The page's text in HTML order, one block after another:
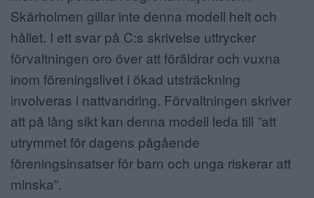
Skärholmen gillar inte denna modell helt och
hållet. I ett svar på C:s skrivelse uttrycker
förvaltningen oro över att föräldrar och vuxna
inom föreningslivet i ökad utsträckning
involveras i nattvandring. Förvaltningen skriver
att på lång sikt kan denna modell leda till ”att
utrymmet för dagens pågående
föreningsinsatser för barn och unga riskerar att
minska”.